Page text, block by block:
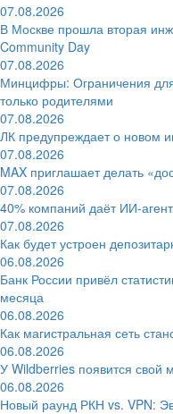
07.08.2026
В Москве прошла вторая
Community Day
07.08.2026
Минцифры: Ограничения
только родителями
07.08.2026
ЛК предупреждает о новом
07.08.2026
MAX приглашает делать
07.08.2026
40% компаний даёт
07.08.2026
Как будет устроен
06.08.2026
Банк России привёл
месяца
06.08.2026
Как магистральная сеть
06.08.2026
У Wildberries появится свой
06.08.2026
Новый раунд РКН vs. VPN: